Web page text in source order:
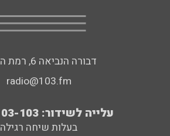
דבורה הנביאה 6, רמת השרון
radio@103.fm
עלייה לשידור: 0552-103-103
בעלות שיחה רגילה